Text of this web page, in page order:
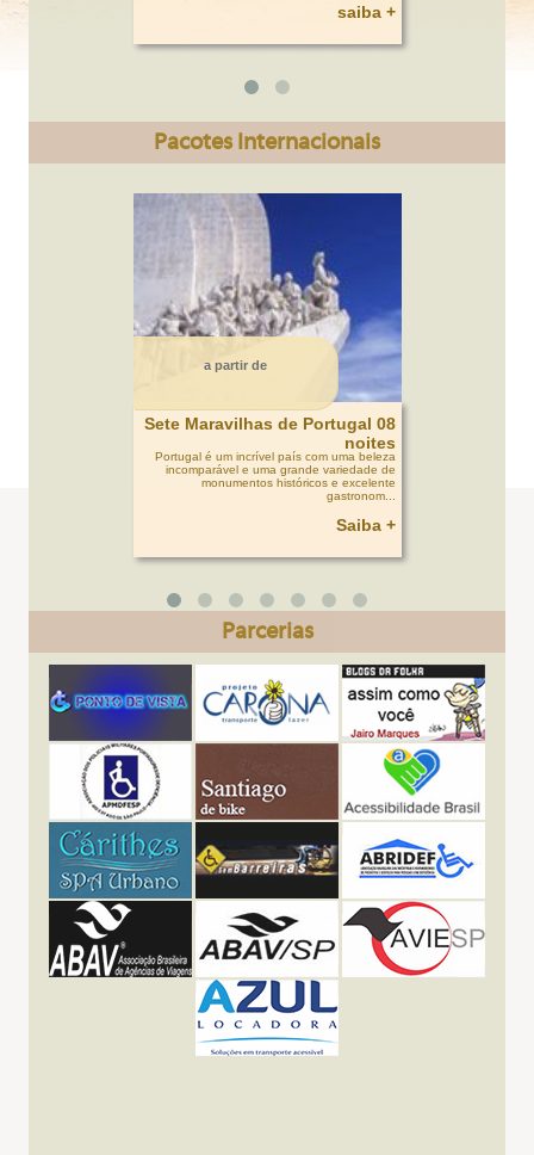
BAHAMAS / HOTEL ATLANTIS
saiba +
Pacotes Internacionais
a partir de
Sete Maravilhas de Portugal 08
noites
Portugal é um incrível país com uma beleza
incomparável e uma grande variedade de
monumentos históricos e excelente
gastronom...
Saiba +
Parcerias